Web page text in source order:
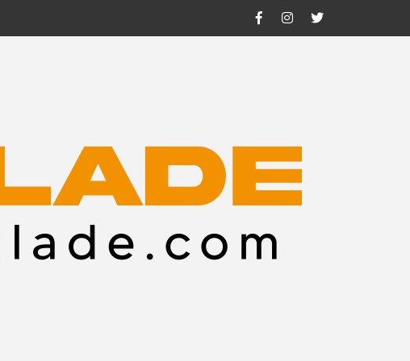
FacebookInstagram
Twitter